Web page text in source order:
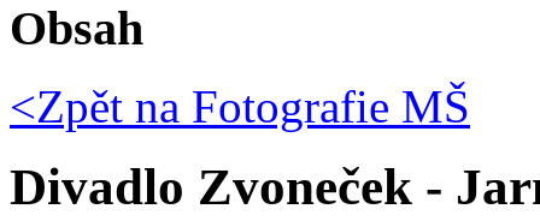
Obsah
<Zpět na Fotografie MŠ
Divadlo Zvoneček -